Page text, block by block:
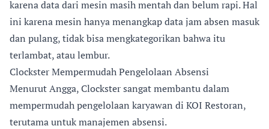
karena data dari mesin masih mentah dan belum rapi. Hal
ini karena mesin hanya menangkap data jam absen masuk
dan pulang, tidak bisa mengkategorikan bahwa itu
terlambat, atau lembur.
Clockster Mempermudah Pengelolaan Absensi
Menurut Angga, Clockster sangat membantu dalam
mempermudah pengelolaan karyawan di KOI Restoran,
terutama untuk manajemen absensi.